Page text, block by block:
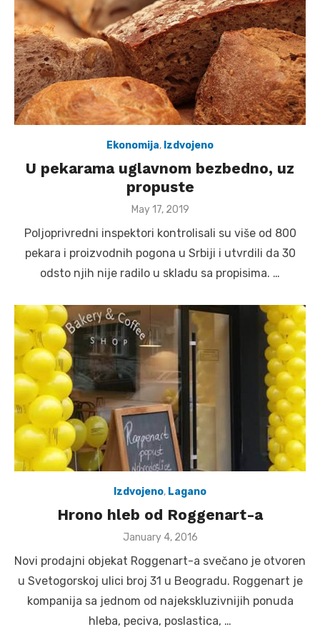
Ekonomija, Izdvojeno
U pekarama uglavnom bezbedno, uz
propuste
Posted
May 17, 2019
Poljoprivredni inspektori kontrolisali su više od 800
pekara i proizvodnih pogona u Srbiji i utvrdili da 30
odsto njih nije radilo u skladu sa propisima. …
Izdvojeno, Lagano
Hrono hleb od Roggenart-a
Posted
January 4, 2016
Novi prodajni objekat Roggenart-a svečano je otvoren
u Svetogorskoj ulici broj 31 u Beogradu. Roggenart je
kompanija sa jednom od najekskluzivnijih ponuda
hleba, peciva, poslastica, …